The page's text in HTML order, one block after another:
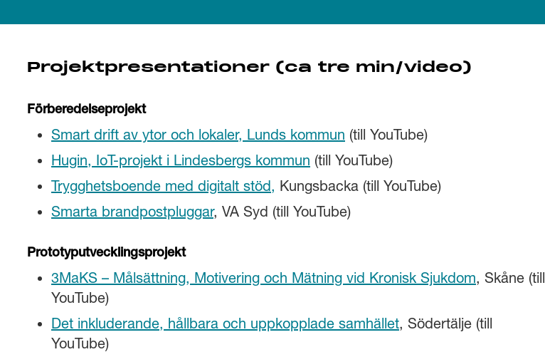
Projektpresentationer (ca tre min/video)
Förberedelseprojekt
Smart drift av ytor och lokaler, Lunds kommun (till YouTube)
Hugin, IoT-projekt i Lindesbergs kommun (till YouTube)
Trygghetsboende med digitalt stöd, Kungsbacka (till YouTube)
Smarta brandpostpluggar, VA Syd (till YouTube)
Prototyputvecklingsprojekt
3MaKS – Målsättning, Motivering och Mätning vid Kronisk Sjukdom, Skåne (till
YouTube)
Det inkluderande, hållbara och uppkopplade samhället, Södertälje (till
YouTube)